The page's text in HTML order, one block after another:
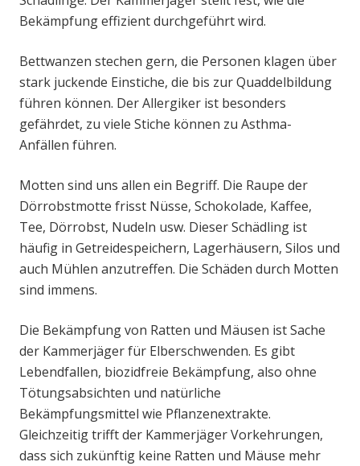
Bekämpfung effizient durchgeführt wird.
Bettwanzen stechen gern, die Personen klagen über
stark juckende Einstiche, die bis zur Quaddelbildung
führen können. Der Allergiker ist besonders
gefährdet, zu viele Stiche können zu Asthma-
Anfällen führen.
Motten sind uns allen ein Begriff. Die Raupe der
Dörrobstmotte frisst Nüsse, Schokolade, Kaffee,
Tee, Dörrobst, Nudeln usw. Dieser Schädling ist
häufig in Getreidespeichern, Lagerhäusern, Silos und
auch Mühlen anzutreffen. Die Schäden durch Motten
sind immens.
Die Bekämpfung von Ratten und Mäusen ist Sache
der Kammerjäger für Elberschwenden. Es gibt
Lebendfallen, biozidfreie Bekämpfung, also ohne
Tötungsabsichten und natürliche
Bekämpfungsmittel wie Pflanzenextrakte.
Gleichzeitig trifft der Kammerjäger Vorkehrungen,
dass sich zukünftig keine Ratten und Mäuse mehr